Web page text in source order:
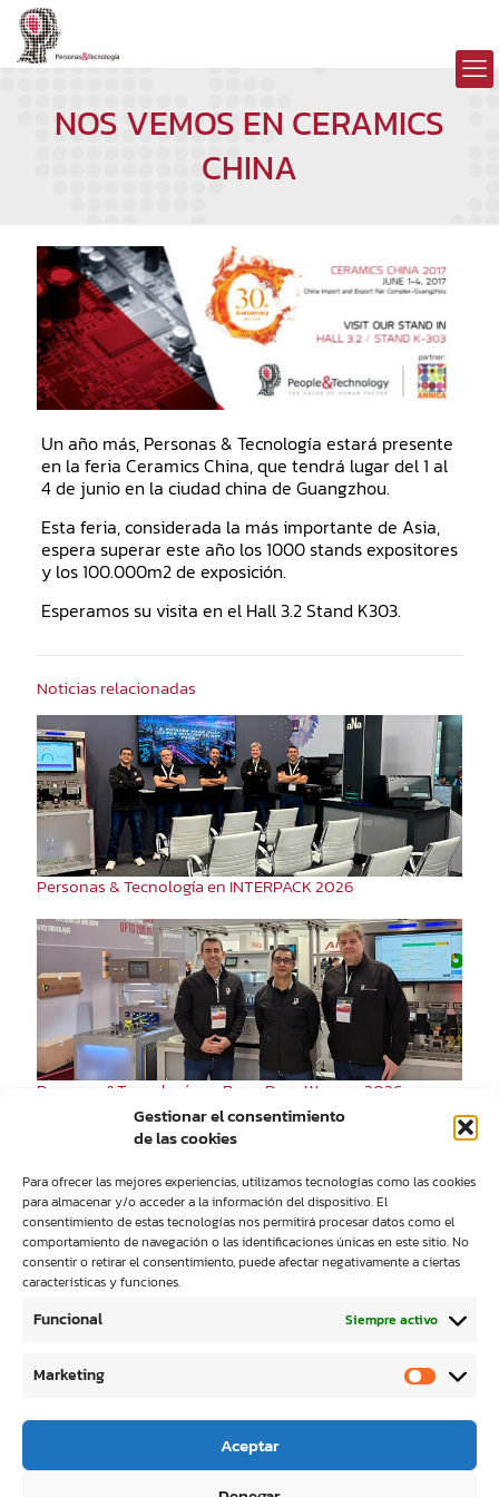
Gestionar el consentimiento
de las cookies
Para ofrecer las mejores experiencias, utilizamos tecnologías como las cookies
para almacenar y/o acceder a la información del dispositivo. El
consentimiento de estas tecnologías nos permitirá procesar datos como el
comportamiento de navegación o las identificaciones únicas en este sitio. No
consentir o retirar el consentimiento, puede afectar negativamente a ciertas
características y funciones.
Funcional Siempre activo
Marketing
Aceptar
NOS VEMOS EN CERAMICS
CHINA
Un año más, Personas & Tecnología estará presente
en la feria Ceramics China, que tendrá lugar del 1 al
4 de junio en la ciudad china de Guangzhou.
Esta feria, considerada la más importante de Asia,
espera superar este año los 1000 stands expositores
y los 100.000m2 de exposición.
Esperamos su visita en el Hall 3.2 Stand K303.
Noticias relacionadas
Personas & Tecnología en INTERPACK 2026
Personas&Tecnología en RemaDays Warsaw 2026
Personas&Tecnología vuelve a participar en las Jornadas
IST UV DAYS 2025
© 2023 Personas y Tecnología S.L. |